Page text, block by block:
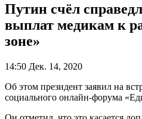
Путин счёл
выплат медикам к
зоне»
14:50 Дек. 14, 2020
Об этом президент заявил на
социального онлайн-форума